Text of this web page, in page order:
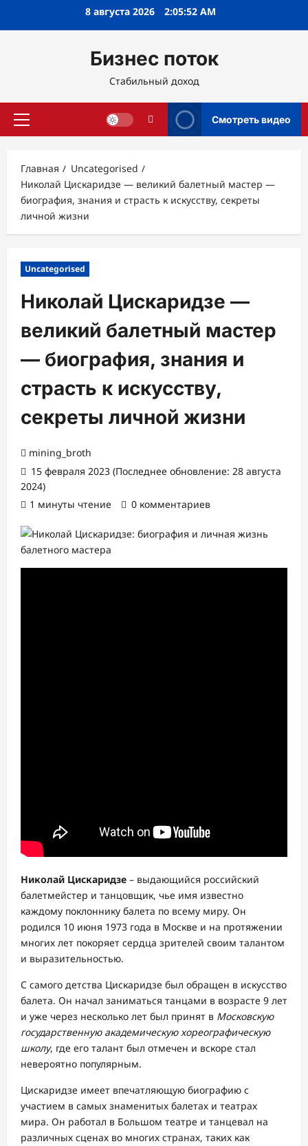
8 августа 2026 2:05:53 AM
Бизнес поток
Стабильный доход
Основное
Смотреть видео
Главная
Uncategorised
Николай Цискаридзе — великий балетный мастер —
биография, знания и страсть к искусству, секреты
личной жизни
Uncategorised
Николай Цискаридзе —
великий балетный мастер
— биография, знания и
страсть к искусству,
секреты личной жизни
mining_broth
15 февраля 2023 (Последнее обновление: 28 августа
2024)
1 минуты чтение
0 комментариев
Николай Цискаридзе – выдающийся российский
балетмейстер и танцовщик, чье имя известно
каждому поклоннику балета по всему миру. Он
родился 10 июня 1973 года в Москве и на протяжении
многих лет покоряет сердца зрителей своим талантом
и выразительностью.
С самого детства Цискаридзе был обращен в искусство
балета. Он начал заниматься танцами в возрасте 9 лет
и уже через несколько лет был принят в Московскую
государственную академическую хореографическую
школу, где его талант был отмечен и вскоре стал
невероятно популярным.
Цискаридзе имеет впечатляющую биографию с
участием в самых знаменитых балетах и театрах
мира. Он работал в Большом театре и танцевал на
различных сценах во многих странах, таких как